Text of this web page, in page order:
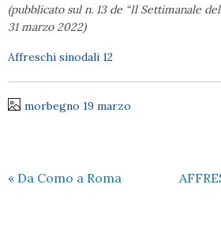
(pubblicato sul n. 13 de “Il Settimanale
31 marzo 2022)
Affreschi sinodali 12
morbegno 19 marzo
« Da Como a Roma